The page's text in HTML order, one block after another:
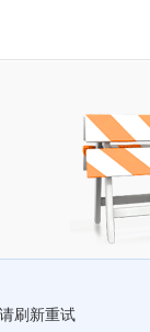
刷新重试